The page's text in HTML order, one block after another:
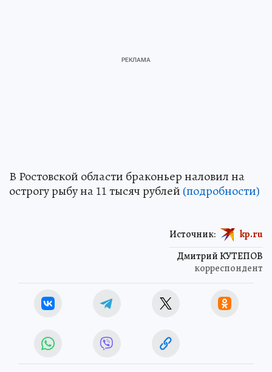
В Ростовской области браконьер наловил на
острогу рыбу на 11 тысяч рублей (подробности)
Дмитрий КУТЕПОВ
корреспондент
Источник: kp.ru